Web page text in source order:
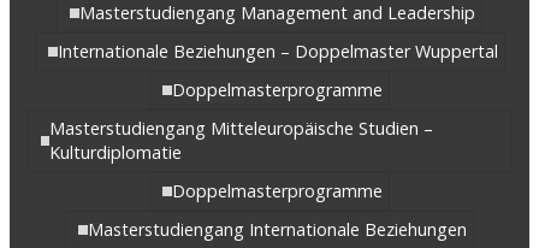
Masterstudiengang Management and Leadership
Internationale Beziehungen – Doppelmaster Wuppertal
Doppelmasterprogramme
Masterstudiengang Mitteleuropäische Studien –
Kulturdiplomatie
Doppelmasterprogramme
Masterstudiengang Internationale Beziehungen